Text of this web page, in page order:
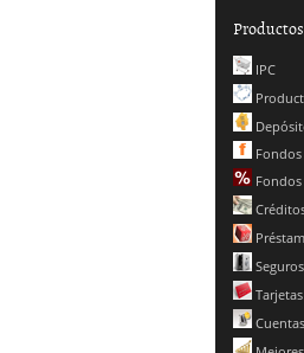
IPC
Seguros